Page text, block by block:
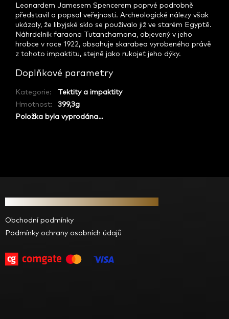
Leonardem Jamesem Spencerem poprvé podrobně
představil a popsal veřejnosti. Archeologické nálezy však
ukázaly, že libyjské sklo se používalo již ve starém Egyptě.
Náhrdelník faraona Tutanchamona, objevený v jeho
hrobce v roce 1922, obsahuje skarabea vyrobeného právě
z tohoto impaktitu, stejně jako rukojeť jeho dýky.
Doplňkové parametry
Kategorie:
Tektity a impaktity
Hmotnost:
399,3g
Položka byla vyprodána…
p
Obchodní podmínky
Podmínky ochrany osobních údajů